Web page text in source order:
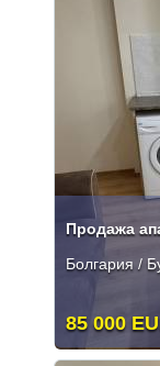
Болгария /
85 000